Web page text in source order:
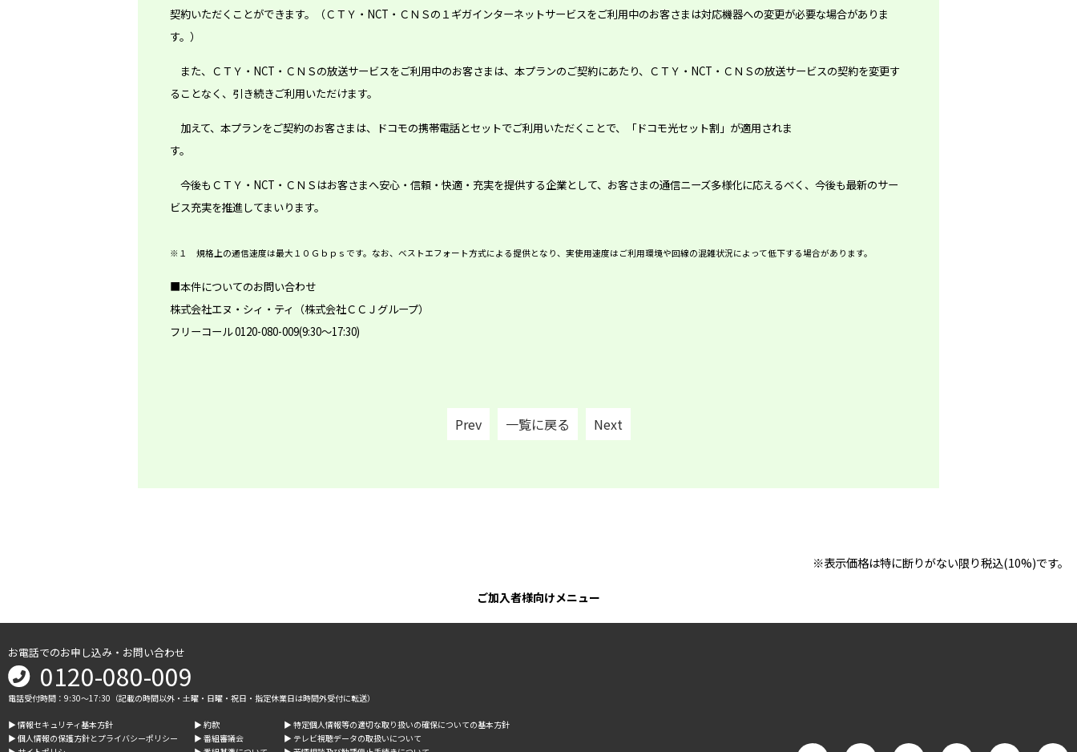
契約いただくことができます。（ＣＴＹ・NCT・ＣＮＳの１ギガインターネットサービスをご利用中のお客さまは対応機器への変更が必要な場合がありま
す。）
また、ＣＴＹ・NCT・ＣＮＳの放送サービスをご利用中のお客さまは、本プランのご契約にあたり、ＣＴＹ・NCT・ＣＮＳの放送サービスの契約を変更す
ることなく、引き続きご利用いただけます。
加えて、本プランをご契約のお客さまは、ドコモの携帯電話とセットでご利用いただくことで、「ドコモ光セット割」が適用されます。
今後もＣＴＹ・NCT・ＣＮＳはお客さまへ安心・信頼・快適・充実を提供する企業として、お客さまの通信ニーズ多様化に応えるべく、今後も最新のサー
ビス充実を推進してまいります。
※１ 規格上の通信速度は最大１０Ｇｂｐｓです。なお、ベストエフォート方式による提供となり、実使用速度はご利用環境や回線の混雑状況によって低下する場合があります。
■本件についてのお問い合わせ
株式会社エヌ・シィ・ティ（株式会社ＣＣＪグループ）
フリーコール 0120-080-009(9:30～17:30)
Prev 一覧に戻る Next
※表示価格は特に断りがない限り税込(10%)です。
ご加入者様向けメニュー
お電話でのお申し込み・お問い合わせ
0120-080-009
電話受付時間：9:30～17:30（記載の時間以外・土曜・日曜・祝日・指定休業日は時間外受付に転送）
▶︎ 情報セキュリティ基本方針
▶︎ 個人情報の保護方針とプライバシーポリシー
▶︎ 約款
▶︎ 番組審議会
▶︎ 特定個人情報等の適切な取り扱いの確保についての基本方針
▶︎ テレビ視聴データの取扱いについて